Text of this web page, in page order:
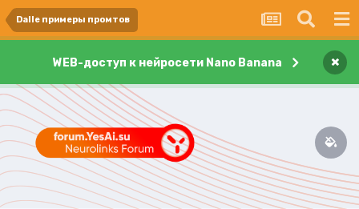
Dalle примеры промтов
WEB-доступ к нейросети Nano Banana ×